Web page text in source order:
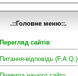
.::Головне меню::.
Перегляд сайтів
Питання-відповідь (F.A.Q.)